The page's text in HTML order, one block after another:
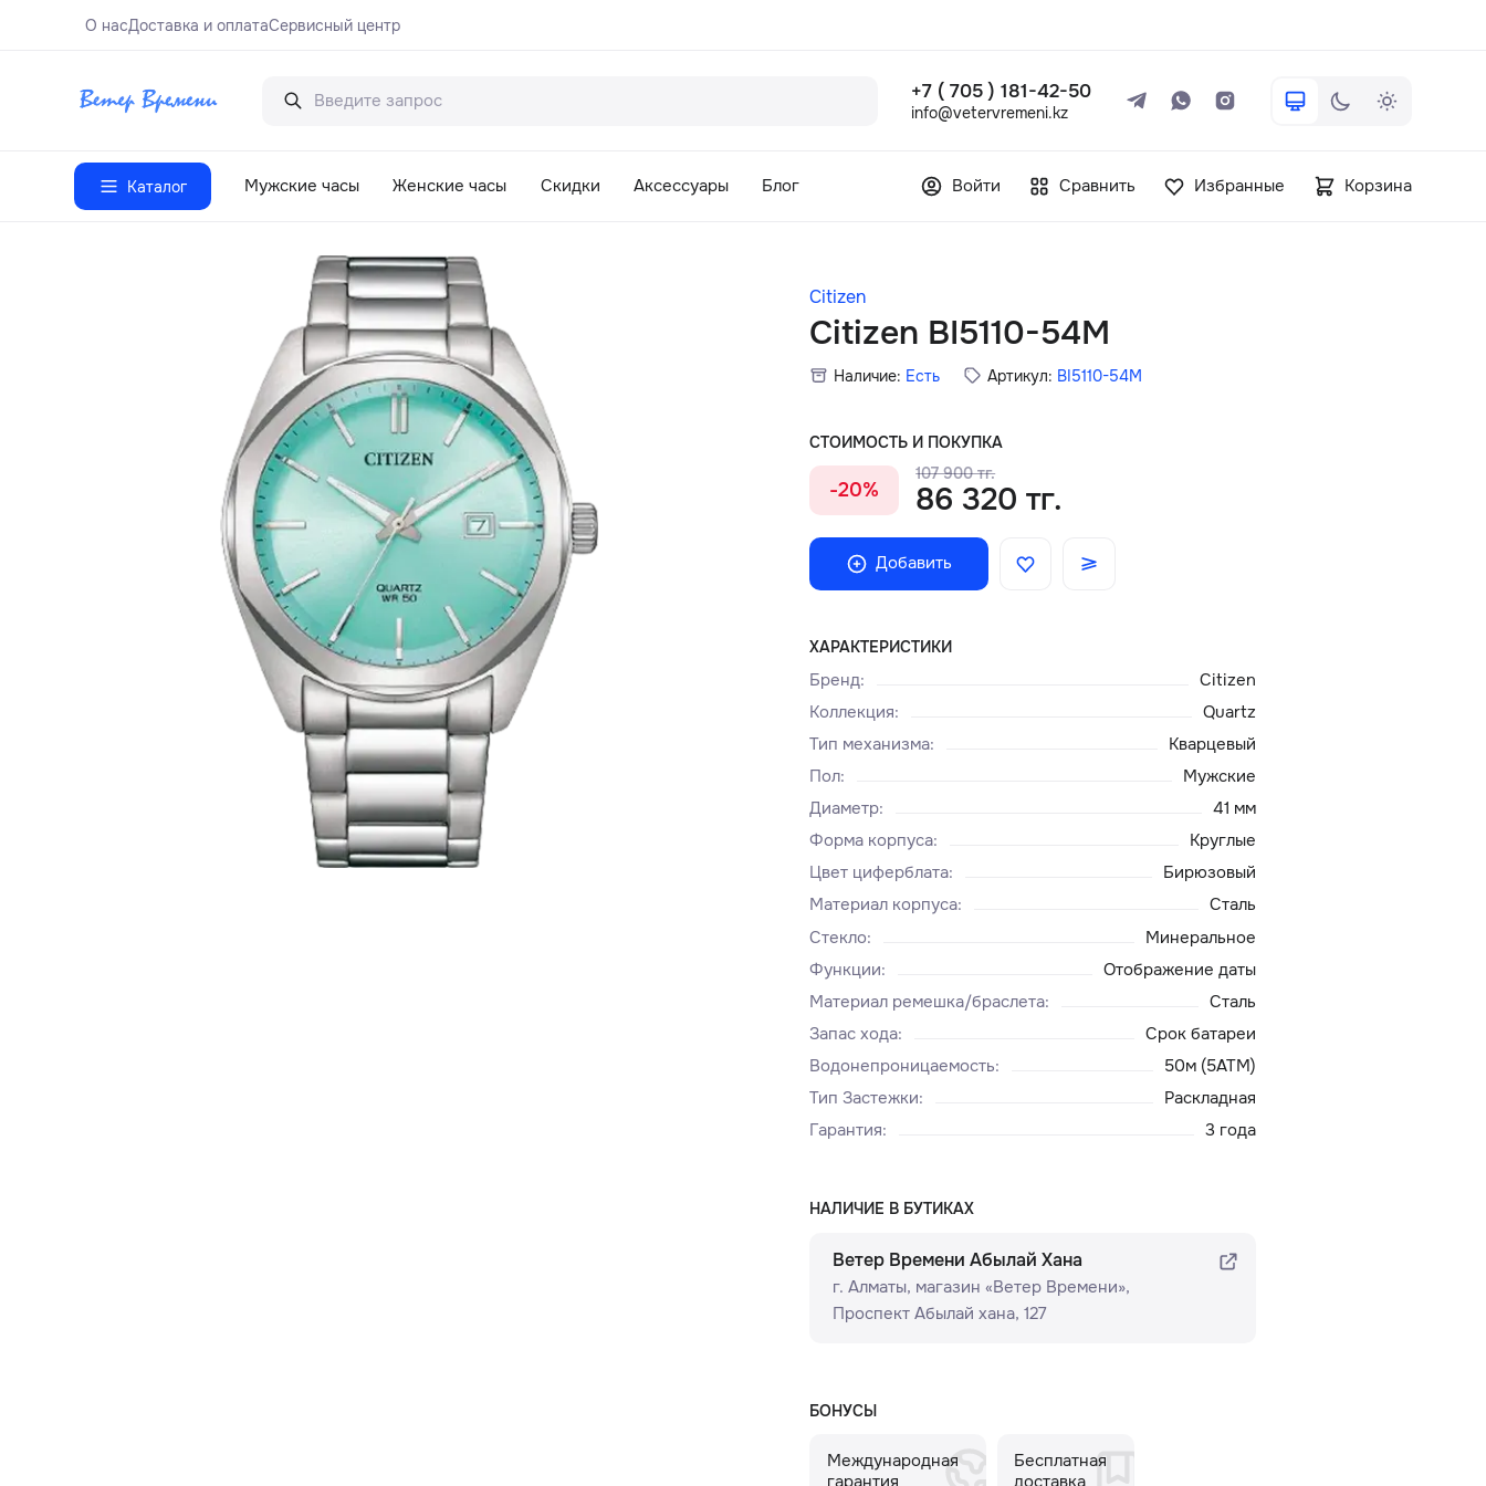
О насДоставка и оплатаСервисный центр
+7 ( 705 ) 181-42-50
info@vetervremeni.kz
Каталог Мужские часы Женские часы Скидки Аксессуары Блог Войти Сравнить Избранные Корзина
Citizen
Citizen BI5110-54M
Наличие: Есть Артикул: BI5110-54M
СТОИМОСТЬ И ПОКУПКА
-20%
107 900 тг.
86 320 тг.
Добавить
ХАРАКТЕРИСТИКИ
Бренд:
Citizen
Коллекция:
Quartz
Тип механизма:
Кварцевый
Пол:
Мужские
Диаметр:
41 мм
Форма корпуса:
Круглые
Цвет циферблата:
Бирюзовый
Материал корпуса:
Сталь
Стекло:
Минеральное
Функции:
Отображение даты
Материал ремешка/браслета:
Сталь
Запас хода:
Срок батареи
Водонепроницаемость:
50м (5ATM)
Тип Застежки:
Раскладная
Гарантия: 3 года
НАЛИЧИЕ В БУТИКАХ
Ветер Времени Абылай Хана
г. Алматы, ​магазин «Ветер Времени»​,
Проспект Абылай хана, 127
БОНУСЫ
Международная
Бесплатная
+7 ( 705 ) 181-42-50
Каталог
О нас
Доставка и оплата
Сервисный центр